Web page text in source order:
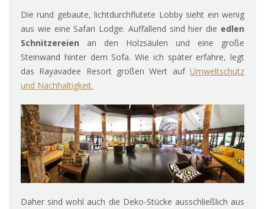
Die rund gebaute, lichtdurchflutete Lobby sieht ein wenig
aus wie eine Safari Lodge. Auffallend sind hier die edlen
Schnitzereien an den Holzsäulen und eine große
Steinwand hinter dem Sofa. Wie ich später erfahre, legt
das Rayavadee Resort großen Wert auf Umweltschutz
und Nachhaltigkeit.
Daher sind wohl auch die Deko-Stücke ausschließlich aus